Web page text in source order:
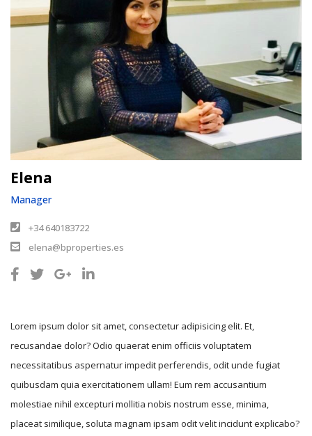
Elena
Manager
+34 640183722
elena@bproperties.es
Lorem ipsum dolor sit amet, consectetur adipisicing elit. Et,
recusandae dolor? Odio quaerat enim officiis voluptatem
necessitatibus aspernatur impedit perferendis, odit unde fugiat
quibusdam quia exercitationem ullam! Eum rem accusantium
molestiae nihil excepturi mollitia nobis nostrum esse, minima,
placeat similique, soluta magnam ipsam odit velit incidunt explicabo?